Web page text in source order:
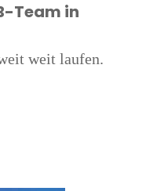
Team in
weit lau­fen.